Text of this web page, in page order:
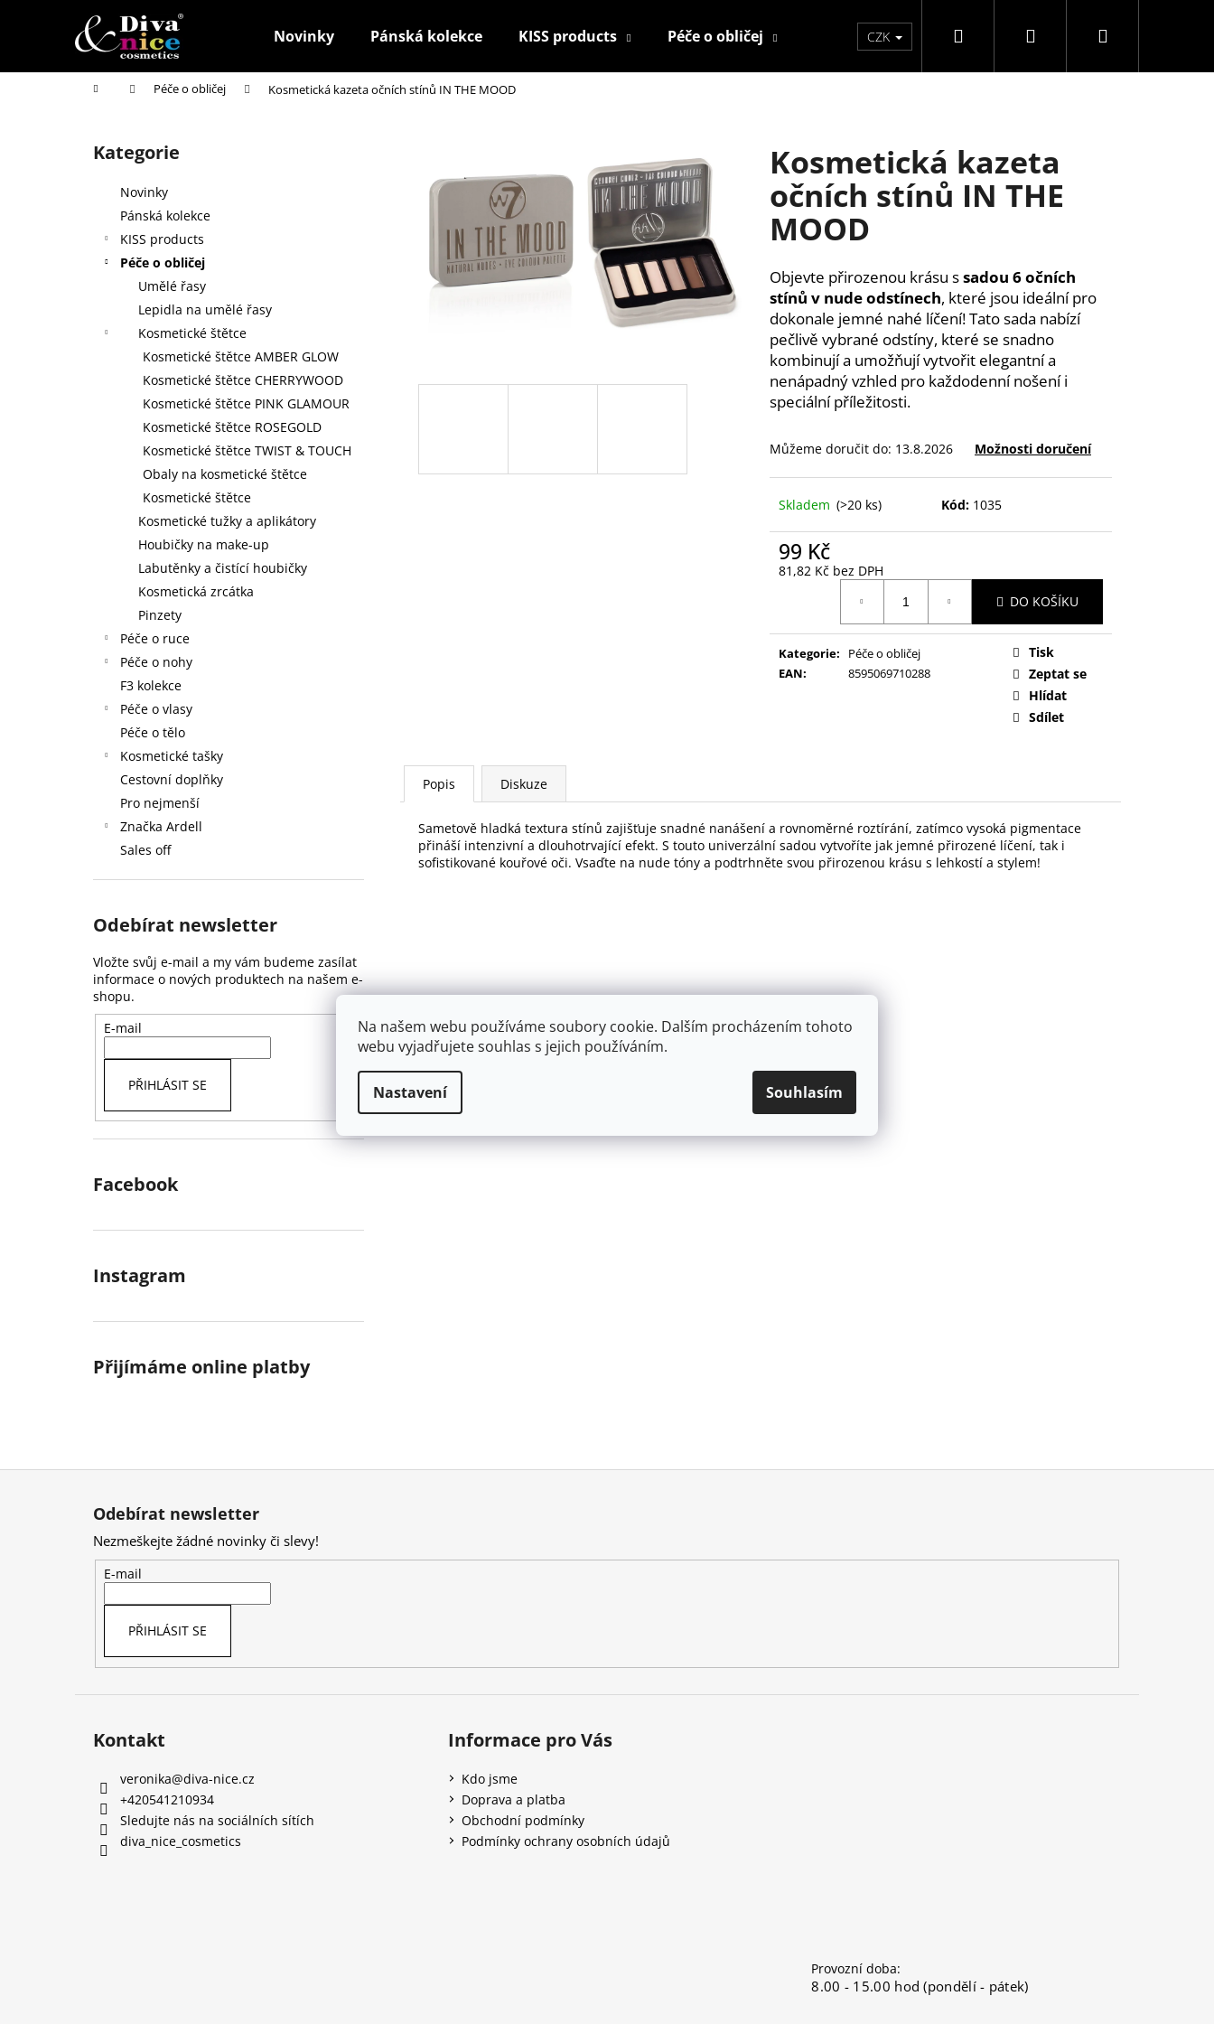
Na našem webu používáme soubory cookie. Dalším procházením tohoto
webu vyjadřujete souhlas s jejich používáním.
Nastavení Souhlasím
Novinky Pánská kolekce KISS products Péče o obličej Péče o ruce Péče o nohy F3 kolekce
CZK Hledat PřihlášeníNákupní
Domů Péče o obličej Kosmetická kazeta očních stínů IN THE MOOD
Přeskočit
kategorie
Kategorie
Novinky
Pánská kolekce
KISS products
Péče o obličej
Umělé řasy
Lepidla na umělé řasy
Kosmetické štětce
Kosmetické štětce AMBER GLOW
Kosmetické štětce CHERRYWOOD
Kosmetické štětce PINK GLAMOUR
Kosmetické štětce ROSEGOLD
Kosmetické štětce TWIST & TOUCH
Obaly na kosmetické štětce
Kosmetické štětce
Kosmetické tužky a aplikátory
Houbičky na make-up
Labutěnky a čistící houbičky
Kosmetická zrcátka
Pinzety
Péče o ruce
Péče o nohy
F3 kolekce
Péče o vlasy
Péče o tělo
Kosmetické tašky
Cestovní doplňky
Pro nejmenší
Značka Ardell
Sales off
Odebírat newsletter
Vložte svůj e-mail a my vám budeme zasílat
informace o nových produktech na našem e-
shopu.
E-mail
PŘIHLÁSIT SE
Facebook
Instagram
Přijímáme online platby
Kosmetická kazeta
očních stínů IN THE
MOOD
Objevte přirozenou krásu ssadou 6 očních
stínů v nude odstínech, které jsou ideální pro
dokonale jemné nahé líčení! Tato sada nabízí
pečlivě vybrané odstíny, které se snadno
kombinují a umožňují vytvořit elegantní a
nenápadný vzhled pro každodenní nošení i
speciální příležitosti.
Můžeme doručit do: 13.8.2026 Možnosti doručení
Skladem (>20 ks) Kód: 1035
99 Kč
81,82 Kč bez DPH
DO KOŠÍKU
Kategorie:
Péče o obličej
EAN: 8595069710288
Tisk
Zeptat se
Hlídat
Sdílet
Popis Diskuze
Sametově hladká textura stínů zajišťuje snadné nanášení a rovnoměrné roztírání, zatímco vysoká pigmentace
přináší intenzivní a dlouhotrvající efekt. S touto univerzální sadou vytvoříte jak jemné přirozené líčení, tak i
sofistikované kouřové oči. Vsaďte na nude tóny a podtrhněte svou přirozenou krásu s lehkostí a stylem!
í
Zpět
do
Zpět
do
Co potřebujete najít?
HLEDAT
Doporučujeme
HOUBIČKA NA MAKE-UP, KULATÁ
KONTUROVACÍ TUŽKA NA OČI NALEPOVACÍ UMĚLÉ NEHTY FM GIRLS +
LEPIDLO, Č.3
Odebírat newsletter
Nezmeškejte žádné novinky či slevy!
E-mail
PŘIHLÁSIT SE
Kontakt
veronika@diva-nice.cz
+420541210934
Sledujte nás na sociálních sítích
diva_nice_cosmetics
Informace pro Vás
Kdo jsme
Doprava a platba
Obchodní podmínky
Podmínky ochrany osobních údajů
Provozní doba:
8.00 - 15.00 hod (pondělí - pátek)